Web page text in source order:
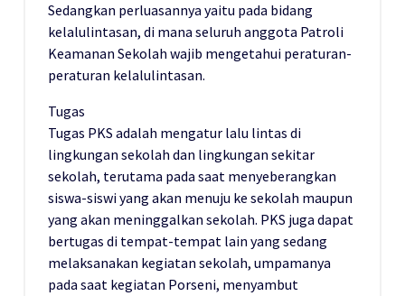
Sedangkan perluasannya yaitu pada bidang
kelalulintasan, di mana seluruh anggota Patroli
Keamanan Sekolah wajib mengetahui peraturan-
peraturan kelalulintasan.
Tugas
Tugas PKS adalah mengatur lalu lintas di
lingkungan sekolah dan lingkungan sekitar
sekolah, terutama pada saat menyeberangkan
siswa-siswi yang akan menuju ke sekolah maupun
yang akan meninggalkan sekolah. PKS juga dapat
bertugas di tempat-tempat lain yang sedang
melaksanakan kegiatan sekolah, umpamanya
pada saat kegiatan Porseni, menyambut